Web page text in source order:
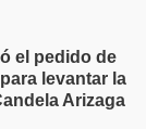
el pedido de
levantar la
Arizaga